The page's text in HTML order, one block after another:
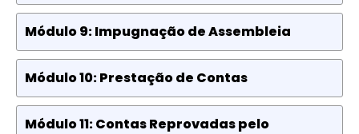
Módulo 9: Impugnação de Assembleia
Módulo 10: Prestação de Contas
Módulo 11: Contas Reprovadas pelo